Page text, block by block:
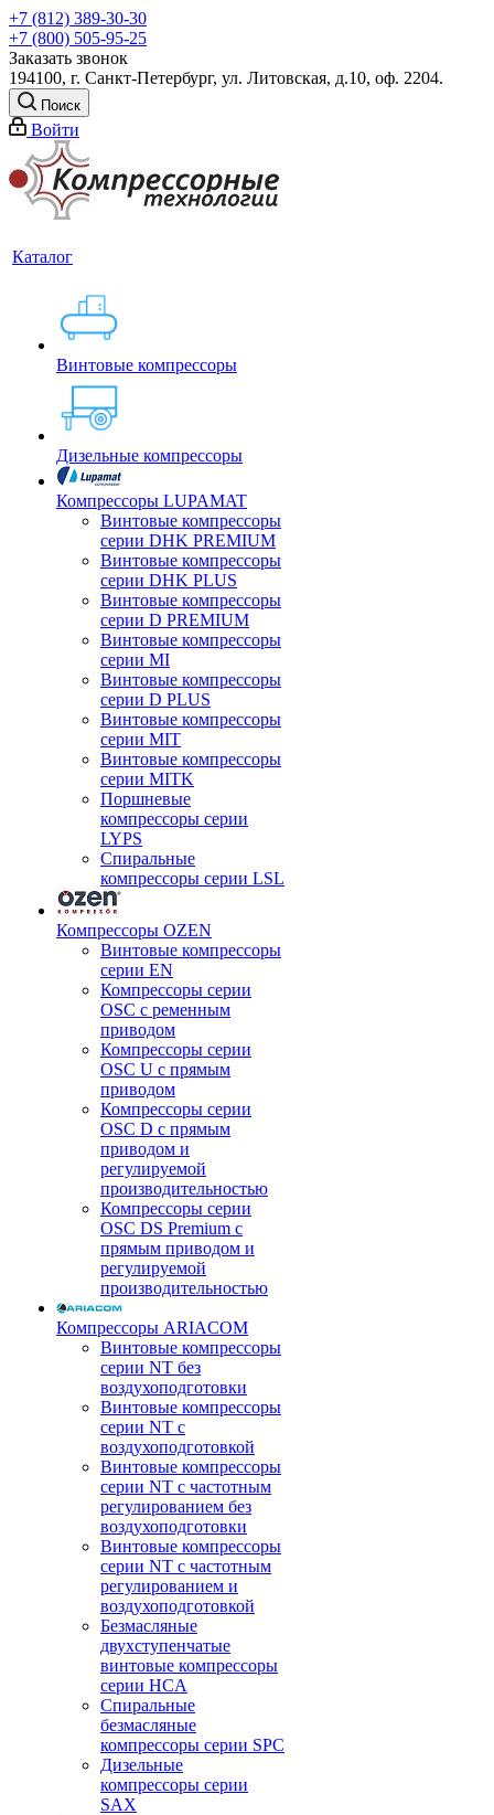
+7 (812) 389-30-30
+7 (800) 505-95-25
Заказать звонок
194100, г. Санкт-Петербург, ул. Литовская, д.10, оф. 2204.
Поиск
Войти
Каталог
Винтовые компрессоры
Дизельные компрессоры
Компрессоры LUPAMAT
Винтовые компрессоры
серии DHK PREMIUM
Винтовые компрессоры
серии DHK PLUS
Винтовые компрессоры
серии D PREMIUM
Винтовые компрессоры
серии MI
Винтовые компрессоры
серии D PLUS
Винтовые компрессоры
серии MIT
Винтовые компрессоры
серии MITK
Поршневые
компрессоры серии
LYPS
Спиральные
компрессоры серии LSL
Компрессоры OZEN
Винтовые компрессоры
серии EN
Компрессоры серии
OSC с ременным
приводом
Компрессоры серии
OSC U с прямым
приводом
Компрессоры серии
OSC D с прямым
приводом и
регулируемой
производительностью
Компрессоры серии
OSC DS Premium с
прямым приводом и
регулируемой
производительностью
Компрессоры ARIACOM
Винтовые компрессоры
серии NT без
воздухоподготовки
Винтовые компрессоры
серии NT c
воздухоподготовкой
Винтовые компрессоры
серии NT с частотным
регулированием без
воздухоподготовки
Винтовые компрессоры
серии NT с частотным
регулированием и
воздухоподготовкой
Безмасляные
двухступенчатые
винтовые компрессоры
серии HCA
Спиральные
безмасляные
компрессоры серии SPC
Дизельные
компрессоры серии
SAX